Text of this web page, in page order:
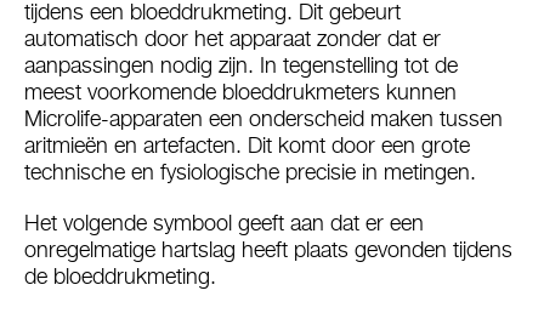
tijdens een bloeddrukmeting. Dit gebeurt
automatisch door het apparaat zonder dat er
aanpassingen nodig zijn. In tegenstelling tot de
meest voorkomende bloeddrukmeters kunnen
Microlife-apparaten een onderscheid maken tussen
aritmieën en artefacten. Dit komt door een grote
technische en fysiologische precisie in metingen.
Het volgende symbool geeft aan dat er een
onregelmatige hartslag heeft plaats gevonden tijdens
de bloeddrukmeting.